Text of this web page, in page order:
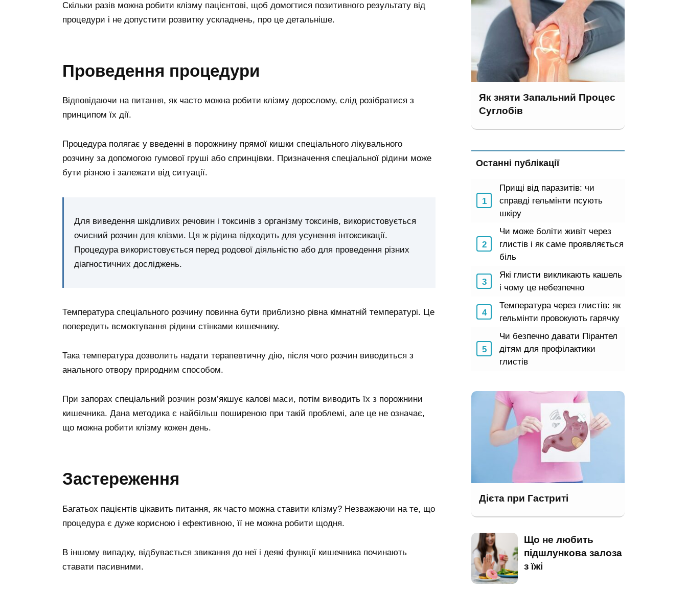
Скільки разів можна робити клізму пацієнтові, щоб домогтися позитивного результату від
процедури і не допустити розвитку ускладнень, про це детальніше.
Проведення процедури
Відповідаючи на питання, як часто можна робити клізму дорослому, слід розібратися з
принципом їх дії.
Процедура полягає у введенні в порожнину прямої кишки спеціального лікувального
розчину за допомогою гумової груші або спринцівки. Призначення спеціальної рідини може
бути різною і залежати від ситуації.
Для виведення шкідливих речовин і токсинів з організму токсинів, використовується
очисний розчин для клізми. Ця ж рідина підходить для усунення інтоксикації.
Процедура використовується перед родової діяльністю або для проведення різних
діагностичних досліджень.
Температура спеціального розчину повинна бути приблизно рівна кімнатній температурі. Це
попередить всмоктування рідини стінками кишечнику.
Така температура дозволить надати терапевтичну дію, після чого розчин виводиться з
анального отвору природним способом.
При запорах спеціальний розчин розм’якшує калові маси, потім виводить їх з порожнини
кишечника. Дана методика є найбільш поширеною при такій проблемі, але це не означає,
що можна робити клізму кожен день.
Застереження
Багатьох пацієнтів цікавить питання, як часто можна ставити клізму? Незважаючи на те, що
процедура є дуже корисною і ефективною, її не можна робити щодня.
В іншому випадку, відбувається звикання до неї і деякі функції кишечника починають
ставати пасивними.
Як зняти Запальний Процес
Суглобів
Останні публікації
Прищі від паразитів: чи
справді гельмінти псують
шкіру
Чи може боліти живіт через
глистів і як саме проявляється
біль
Які глисти викликають кашель
і чому це небезпечно
Температура через глистів: як
гельмінти провокують гарячку
Чи безпечно давати Пірантел
дітям для профілактики
глистів
Дієта при Гастриті
Що не любить
підшлункова залоза
з їжі